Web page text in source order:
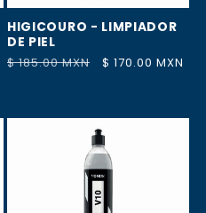
HIGICOURO - LIMPIADOR
DE PIEL
Precio
$ 185.00 MXN
Precio
$ 170.00 MXN